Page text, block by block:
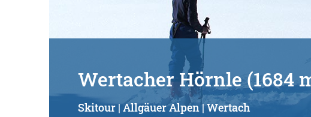
Wertacher Hörnle (1684
Skitour | Allgäuer Alpen | Wertach